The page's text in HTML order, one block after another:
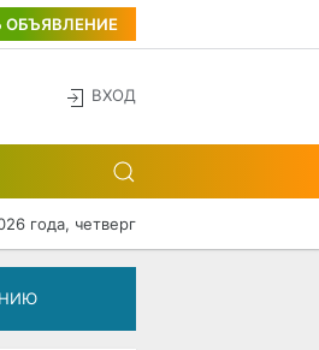
ОБЪЯВЛЕНИЕ
ВХОД
года, четверг